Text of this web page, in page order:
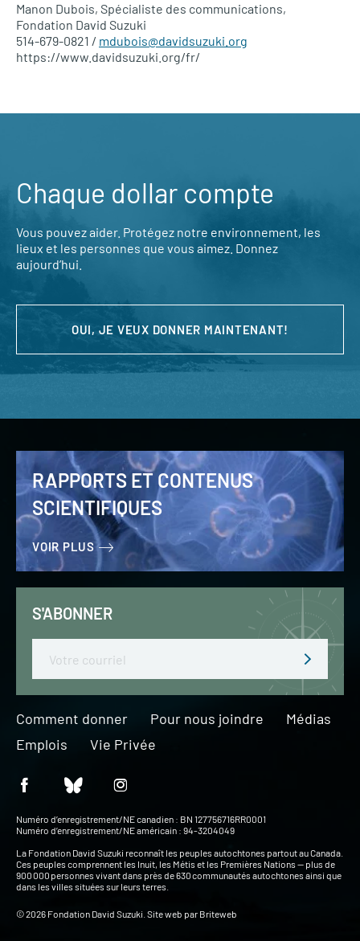
Manon Dubois, Spécialiste des communications,
Fondation David Suzuki
514-679-0821 / mdubois@davidsuzuki.org
https://www.davidsuzuki.org/fr/
Chaque dollar compte
Vous pouvez aider. Protégez notre environnement, les
lieux et les personnes que vous aimez. Donnez
aujourd’hui.
OUI, JE VEUX DONNER MAINTENANT!
RAPPORTS ET CONTENUS
SCIENTIFIQUES
VOIR PLUS
S'ABONNER
Comment donner Pour nous joindre
Médias
Emplois
Vie Privée
Numéro d’enregistrement/NE canadien : BN 127756716RR0001
Numéro d’enregistrement/NE américain : 94-3204049
La Fondation David Suzuki reconnaît les peuples autochtones partout au Canada.
Ces peuples comprennent les Inuit, les Métis et les Premières Nations — plus de
900 000 personnes vivant dans près de 630 communautés autochtones ainsi que
dans les villes situées sur leurs terres.
© 2026 Fondation David Suzuki. Site web par Briteweb